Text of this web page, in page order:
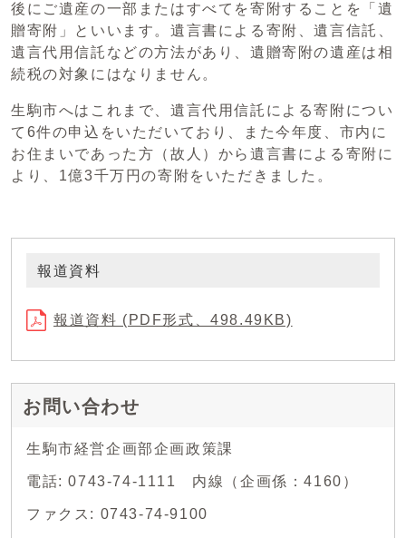
後にご遺産の一部またはすべてを寄附することを「遺
贈寄附」といいます。遺言書による寄附、遺言信託、
遺言代用信託などの方法があり、遺贈寄附の遺産は相
続税の対象にはなりません。
生駒市へはこれまで、遺言代用信託による寄附につい
て6件の申込をいただいており、また今年度、市内に
お住まいであった方（故人）から遺言書による寄附に
より、1億3千万円の寄附をいただきました。
報道資料
報道資料 (PDF形式、498.49KB)
お問い合わせ
生駒市経営企画部企画政策課
電話: 0743-74-1111 内線（企画係：4160）
ファクス: 0743-74-9100